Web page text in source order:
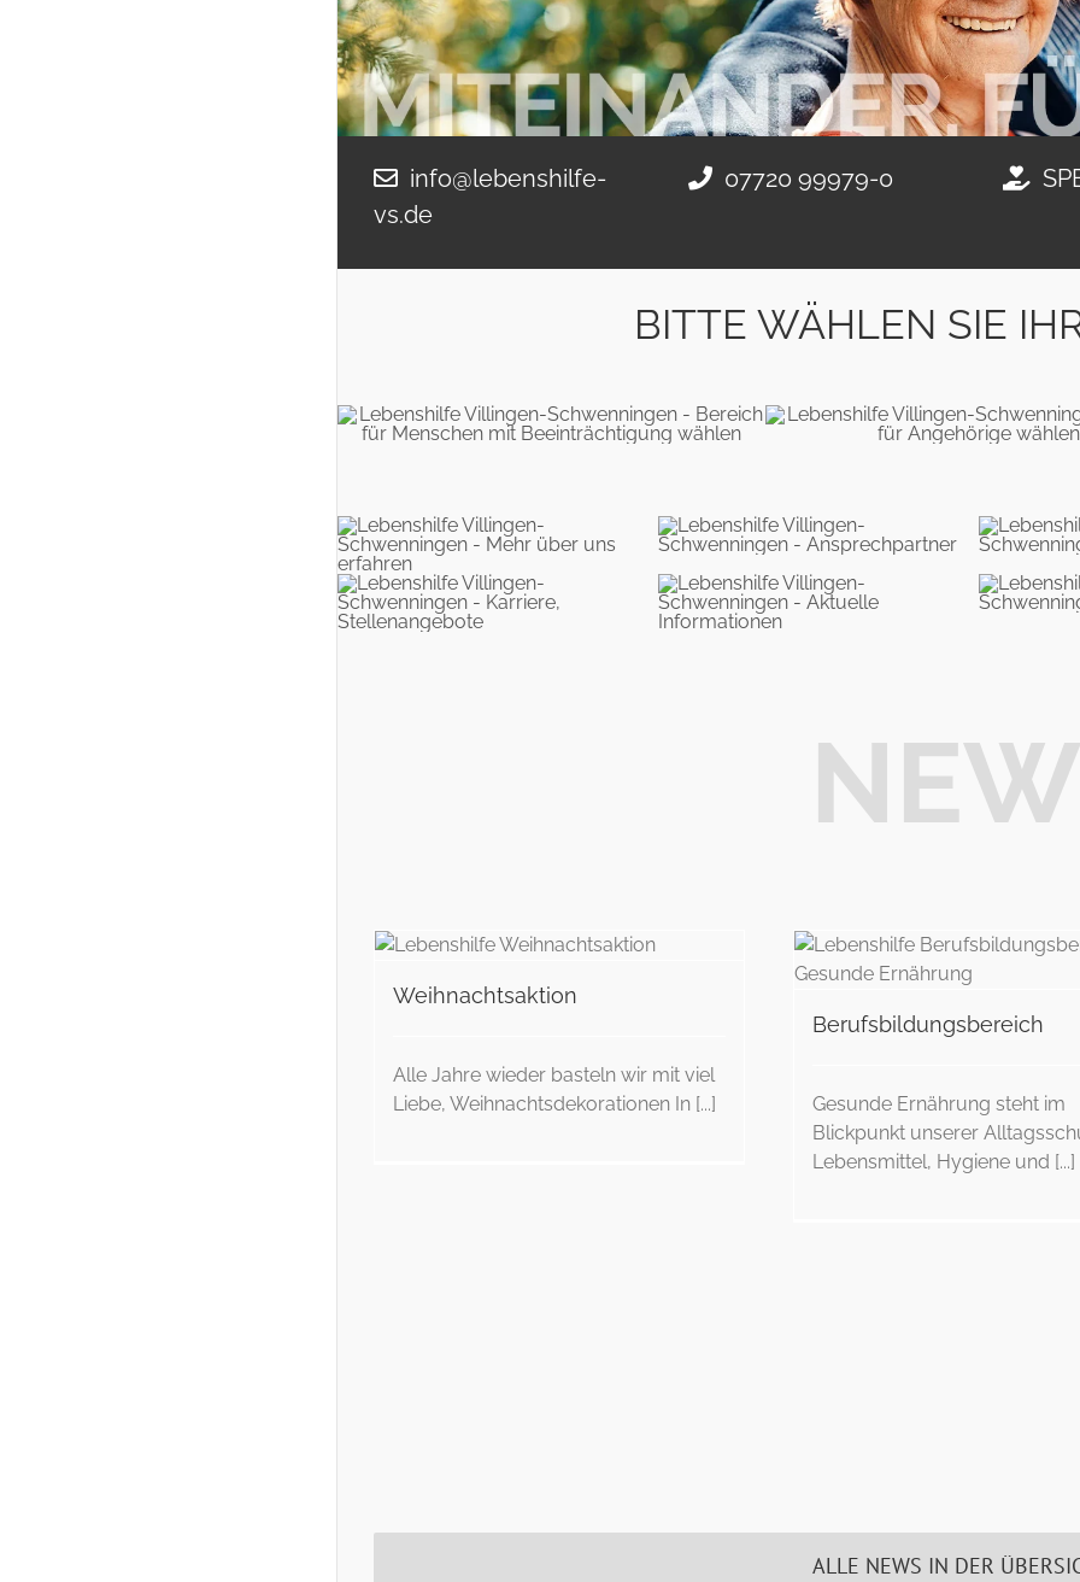
info@lebenshilfe-
vs.de
07720 99979-0
BITTE WÄHLEN SIE
Weihnachtsaktion
Alle Jahre wieder basteln wir mit viel
Liebe, Weihnachtsdekorationen In [...]
Berufsbildungsbereich
Gesunde Ernährung steht im
Blickpunkt unserer
Lebensmittel, Hygiene und [...]
ALLE NEWS IN DER